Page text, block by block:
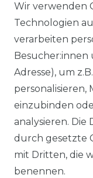
Wir verwenden
Technologien
verarbeiten
Besucher:innen
Adresse), um
personalisieren,
einzubinden
analysieren.
durch gesetzte
mit Dritten, die
benennen.